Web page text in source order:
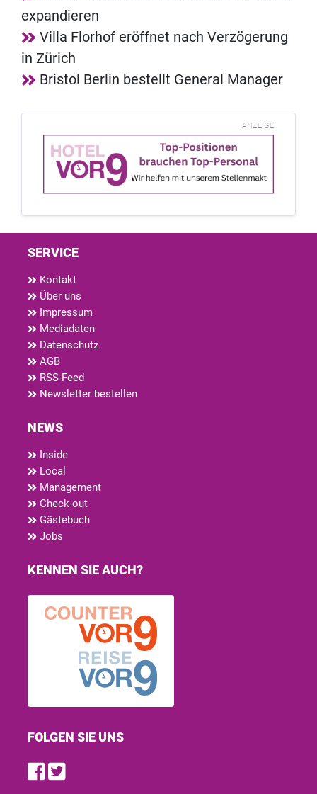
expandieren
Villa Florhof eröffnet nach Verzögerung
in Zürich
Bristol Berlin bestellt General Manager
ANZEIGE
SERVICE
Kontakt
Über uns
Impressum
Mediadaten
Datenschutz
AGB
RSS-Feed
Newsletter bestellen
NEWS
Inside
Local
Management
Check-out
Gästebuch
Jobs
KENNEN SIE AUCH?
FOLGEN SIE UNS
Find us on Facebook
Follow us on Twitter